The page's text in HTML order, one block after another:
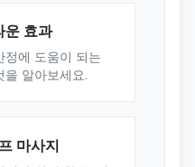
운 효과
정에 도움이 되는
을 알아보세요.
마사지